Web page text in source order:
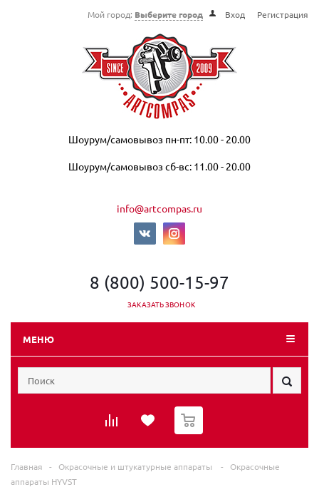
Мой город: Выберите город Вход Регистрация
Шоурум/самовывоз пн-пт: 10.00 - 20.00
Шоурум/самовывоз сб-вс: 11.00 - 20.00
info@artcompas.ru
8 (800) 500-15-97
ЗАКАЗАТЬ ЗВОНОК
МЕНЮ
0
Главная - Окрасочные и штукатурные аппараты -
Окрасочные
аппараты HYVST